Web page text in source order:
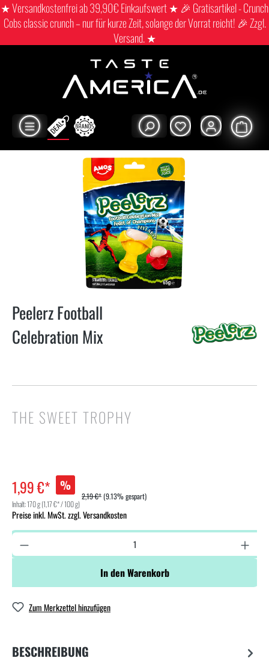
★ Versandkostenfrei ab 39,90€ Einkaufswert ★ 🎉 Gratisartikel - Crunch
Cobs classic crunch – nur für kurze Zeit, solange der Vorrat reicht! 🎉 Zzgl.
Versand. ★
Peelerz Football
Celebration Mix
THE SWEET TROPHY
1,99 €* %
2,19 €*(9.13% gespart)
Inhalt:170 g(1,17 €* / 100 g)
Preise inkl. MwSt. zzgl. Versandkosten
In den Warenkorb
Zum Merkzettel hinzufügen
BESCHREIBUNG